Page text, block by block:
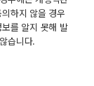
하지 않을 경우
를 알지 못해 발
습니다.